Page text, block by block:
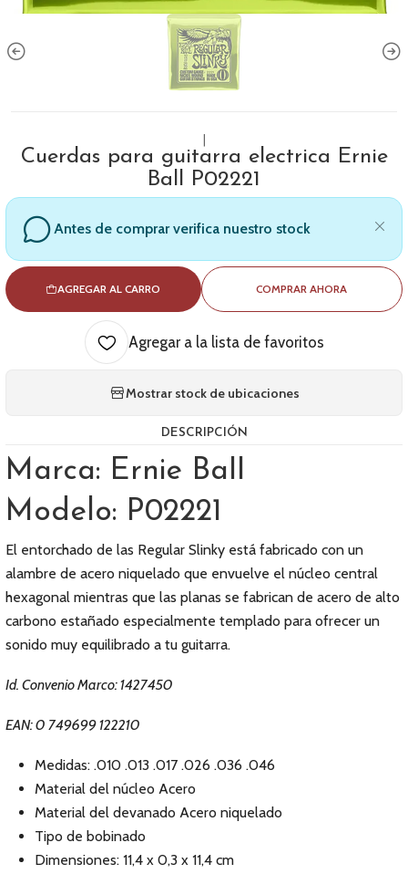
Cuerdas para guitarra electrica Ernie
Ball P02221
Antes de comprar verifica nuestro stock
AGREGAR AL CARRO COMPRAR AHORA
Agregar a la lista de favoritos
Mostrar stock de ubicaciones
DESCRIPCIÓN
Marca: Ernie Ball
Modelo: P02221
El entorchado de las Regular Slinky está fabricado con un
alambre de acero niquelado que envuelve el núcleo central
hexagonal mientras que las planas se fabrican de acero de alto
carbono estañado especialmente templado para ofrecer un
sonido muy equilibrado a tu guitarra.
Id. Convenio Marco: 1427450
EAN: 0 749699 122210
Medidas: .010 .013 .017 .026 .036 .046
Material del núcleo Acero
Material del devanado Acero niquelado
Tipo de bobinado
Dimensiones: 11,4 x 0,3 x 11,4 cm